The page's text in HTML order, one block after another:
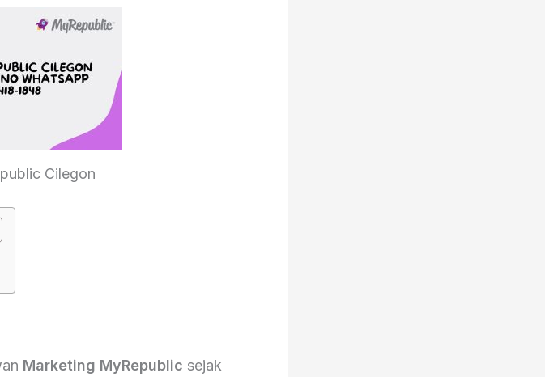
Cilegon
Marketing MyRepublic sejak